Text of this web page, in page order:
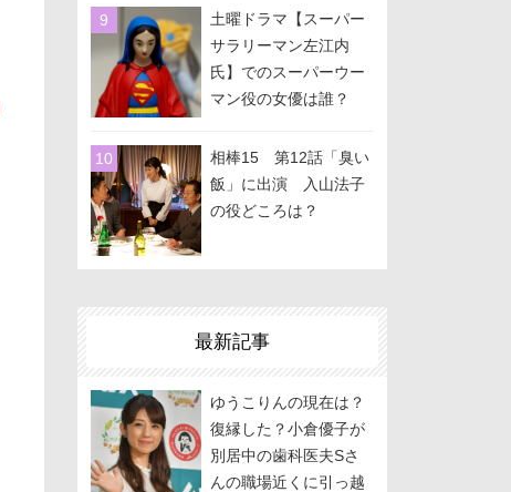
土曜ドラマ【スーパー
サラリーマン左江内
氏】でのスーパーウー
マン役の女優は誰？
相棒15 第12話「臭い
飯」に出演 入山法子
の役どころは？
最新記事
ゆうこりんの現在は？
復縁した？小倉優子が
別居中の歯科医夫Sさ
んの職場近くに引っ越